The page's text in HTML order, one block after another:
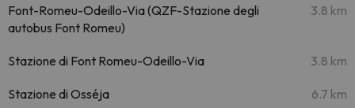
Font-Romeu-Odeillo-Via (QZF-Stazione degli
autobus Font Romeu)
3.8 km
Stazione di Font Romeu-Odeillo-Via 3.8 km
Stazione di Osséja 6.7 km